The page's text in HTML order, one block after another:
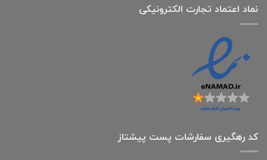
نماد اعتماد تجارت الكترونیكی
کد رهگیری سفارشات پست پیشتاز